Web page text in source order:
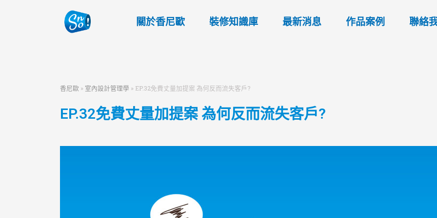
關於香尼歐 裝修知識庫 最新消息 作品案例 聯絡
香尼歐 » 室內設計管理學 » EP.32免費丈量加提案 為何反而流失客戶?
EP.32免費丈量加提案 為何反而流失客戶?